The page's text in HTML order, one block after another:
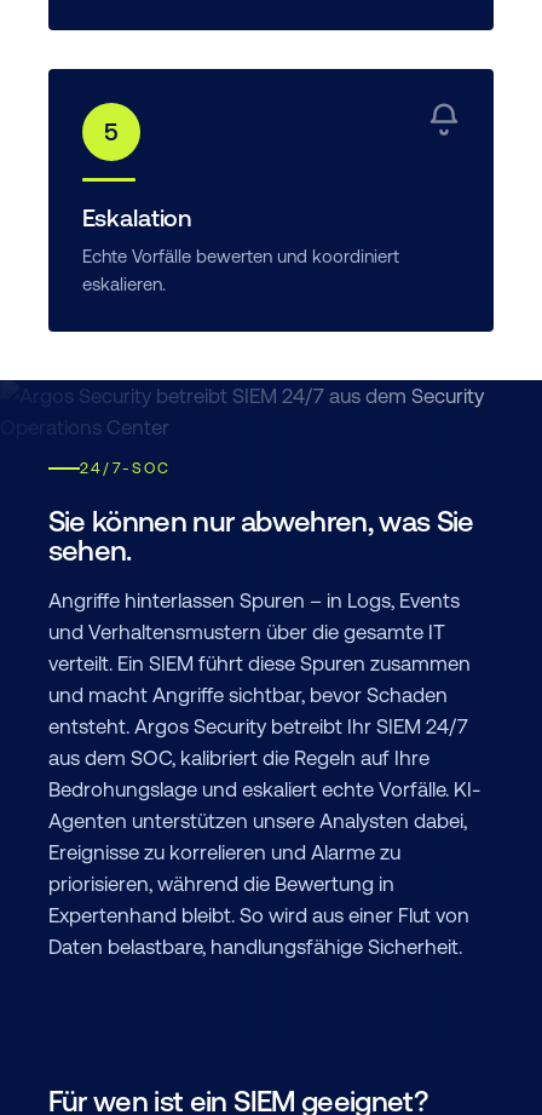
5
Eskalation
Echte Vorfälle bewerten und koordiniert
eskalieren.
24/7-SOC
Sie können nur abwehren, was Sie
sehen.
Angriffe hinterlassen Spuren – in Logs, Events
und Verhaltensmustern über die gesamte IT
verteilt. Ein SIEM führt diese Spuren zusammen
und macht Angriffe sichtbar, bevor Schaden
entsteht. Argos Security betreibt Ihr SIEM 24/7
aus dem SOC, kalibriert die Regeln auf Ihre
Bedrohungslage und eskaliert echte Vorfälle. KI-
Agenten unterstützen unsere Analysten dabei,
Ereignisse zu korrelieren und Alarme zu
priorisieren, während die Bewertung in
Expertenhand bleibt. So wird aus einer Flut von
Daten belastbare, handlungsfähige Sicherheit.
Für wen ist ein SIEM geeignet?